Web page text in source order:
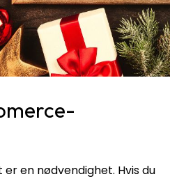
en nødvendighet. Hvis du